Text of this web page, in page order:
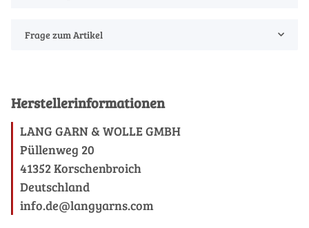
Frage zum Artikel
Herstellerinformationen
LANG GARN & WOLLE GMBH
Püllenweg 20
41352 Korschenbroich
Deutschland
info.de@langyarns.com